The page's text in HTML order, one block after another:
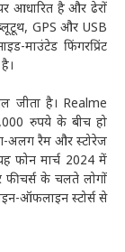
आधारित है और ढेरों
GPS और USB
माउंटेड फिंगरप्रिंट
जीता है। Realme
रुपये के बीच हो
अलग रैम और स्टोरेज
फोन मार्च 2024 में
के चलते लोगों
ऑफलाइन स्टोर्स से